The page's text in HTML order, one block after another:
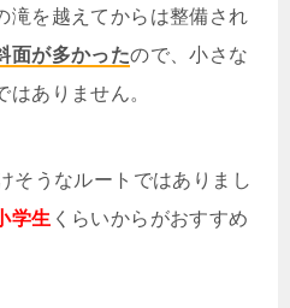
滝を越えてからは整備され
面が多かったので、小さな
ありません。
そうなルートではありまし
学生 くらいからがおすすめ